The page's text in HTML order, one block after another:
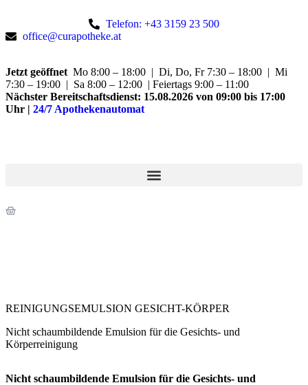
Telefon: +43 3159 23 500
office@curapotheke.at
Jetzt geöffnet Mo 8:00 – 18:00 | Di, Do, Fr 7:30 – 18:00 | Mi
7:30 – 19:00 | Sa 8:00 – 12:00 | Feiertags 9:00 – 11:00
Nächster Bereitschaftsdienst: 15.08.2026 von 09:00 bis 17:00
Uhr | 24/7 Apothekenautomat
REINIGUNGSEMULSION GESICHT-KÖRPER
Nicht schaumbildende Emulsion für die Gesichts- und
Körperreinigung
Nicht schaumbildende Emulsion für die Gesichts- und